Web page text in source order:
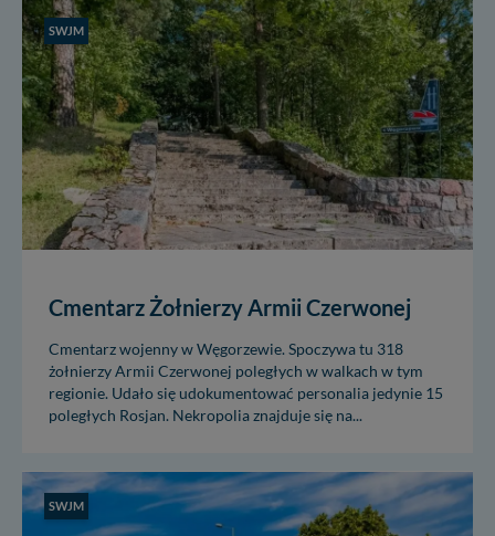
SWJM
Cmentarz Żołnierzy Armii Czerwonej
Cmentarz wojenny w Węgorzewie. Spoczywa tu 318
żołnierzy Armii Czerwonej poległych w walkach w tym
regionie. Udało się udokumentować personalia jedynie 15
poległych Rosjan. Nekropolia znajduje się na...
SWJM